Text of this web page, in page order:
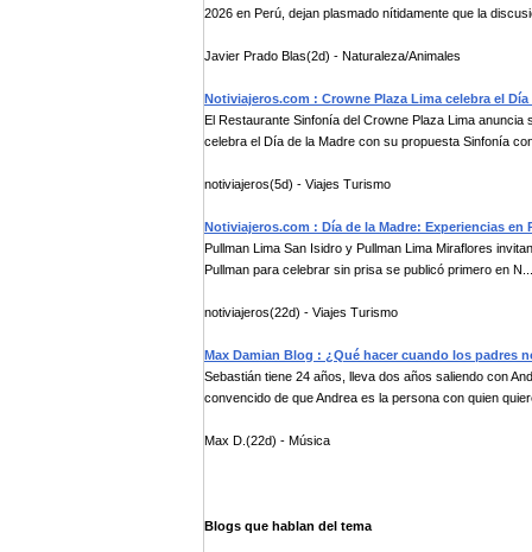
2026 en Perú, dejan plasmado nítidamente que la
Javier Prado Blas(2d) - Naturaleza/Animales
Notiviajeros.com : Crowne Plaza Lima celebra el
El Restaurante Sinfonía del Crowne Plaza Lima
celebra el Día de la Madre con su propuesta Sinfonía
notiviajeros(5d) - Viajes Turismo
Notiviajeros.com : Día de la Madre: Experiencias en
Pullman Lima San Isidro y Pullman Lima Miraflores
Pullman para celebrar sin prisa se publicó primero en N...
notiviajeros(22d) - Viajes Turismo
Max Damian Blog : ¿Qué hacer cuando los padres
Sebastián tiene 24 años, lleva dos años saliendo con
convencido de que Andrea es la persona con quien
Max D.(22d) - Música
Blogs que hablan del tema